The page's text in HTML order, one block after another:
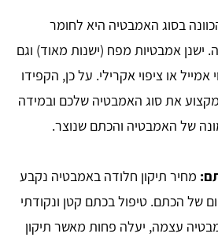
בסוג האמבטיה היא לחומר
ישנן אמבטיות מפח (ישנות מאוד) וגם
או ציפוי אקרילי. על כן, הקפידו
את סוג האמבטיה שלכם ובמידה
של האמבטיה והכתם שנוצר.
מחיר תיקון חלודה באמבטיה נקבע
של הכתם. טיפול בכתם קטן ונקודתי
עצמה, יעלה פחות מאשר תיקון